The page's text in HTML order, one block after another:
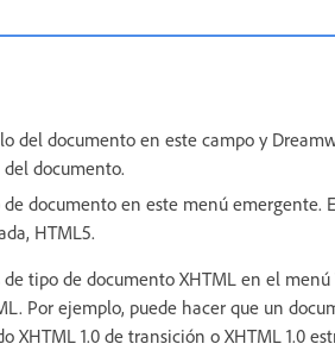
del documento en este campo y
documento.
documento en este menú emergente.
HTML5.
tipo de documento XHTML en el
Por ejemplo, puede hacer que un
XHTML 1.0 de transición o XHTML 1.0